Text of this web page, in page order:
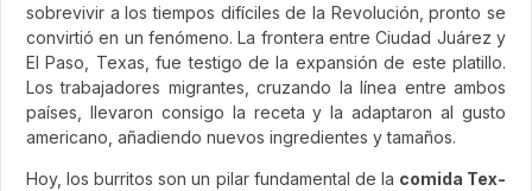
sobrevivir a los tiempos difíciles de la Revolución, pronto se
convirtió en un fenómeno. La frontera entre Ciudad Juárez y
El Paso, Texas, fue testigo de la expansión de este platillo.
Los trabajadores migrantes, cruzando la línea entre ambos
países, llevaron consigo la receta y la adaptaron al gusto
americano, añadiendo nuevos ingredientes y tamaños.
Hoy, los burritos son un pilar fundamental de la comida Tex-